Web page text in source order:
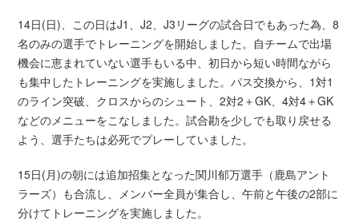
14日(日)、この日はJ1、J2、J3リーグの試合日でもあった為、8
名のみの選手でトレーニングを開始しました。自チームで出場
機会に恵まれていない選手もいる中、初日から短い時間ながら
も集中したトレーニングを実施しました。パス交換から、1対1
のライン突破、クロスからのシュート、2対2＋GK、4対4＋GK
などのメニューをこなしました。試合勘を少しでも取り戻せる
よう、選手たちは必死でプレーしていました。
15日(月)の朝には追加招集となった関川郁万選手（鹿島アント
ラーズ）も合流し、メンバー全員が集合し、午前と午後の2部に
分けてトレーニングを実施しました。